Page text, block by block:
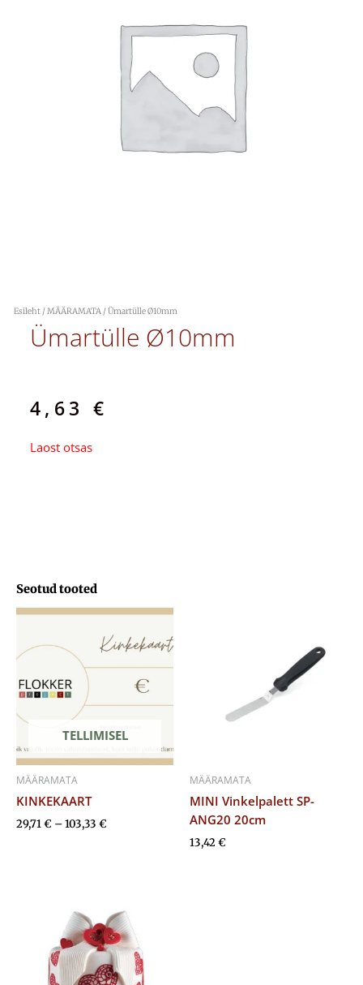
Esileht /MÄÄRAMATA / Ümartülle Ø10mm
Ümartülle Ø10mm
4,63 €
Laost otsas
Seotud tooted
TELLIMISEL
MÄÄRAMATA
KINKEKAART
29,71€ –103,33 €
Hinnavahemik:
kuni
103,33 €
MÄÄRAMATA
MINI Vinkelpalett SP-
ANG20 20cm
13,42€